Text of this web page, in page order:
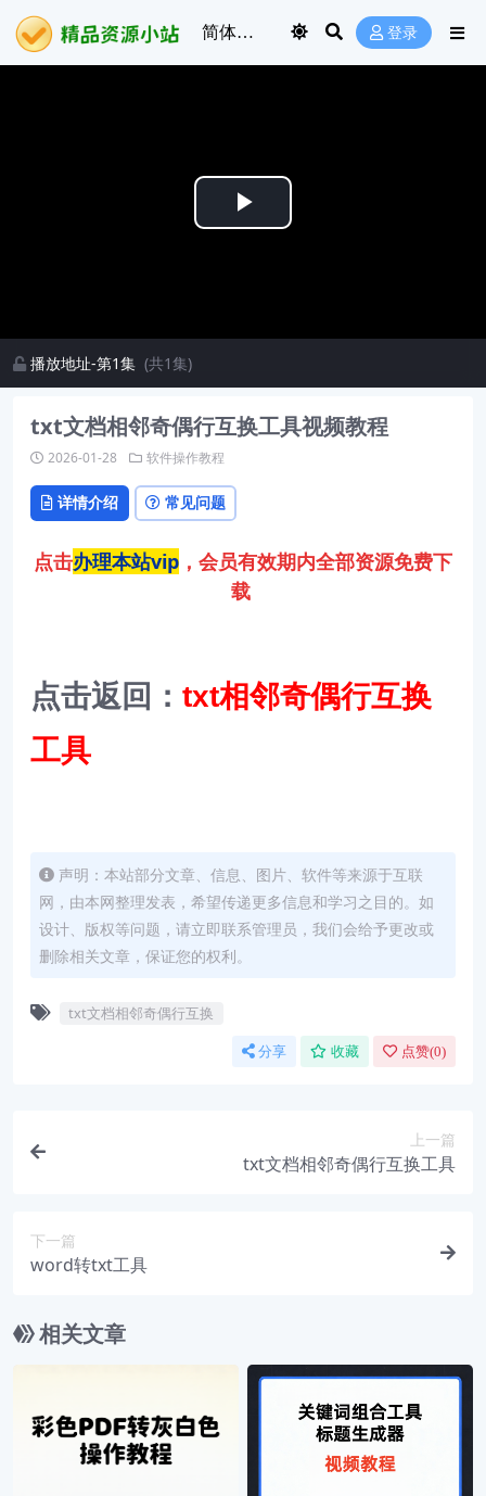
登录
Play
播放地址-第1集 (共1集)
txt文档相邻奇偶行互换工具视频教程
2026-01-28 软件操作教程
详情介绍 常见问题
点击办理本站vip ，会员有效期内全部资源免费下
载
点击返回： txt相邻奇偶行互换
工具
声明：本站部分文章、信息、图片、软件等来源于互联
网，由本网整理发表，希望传递更多信息和学习之目的。如
设计、版权等问题，请立即联系管理员，我们会给予更改或
删除相关文章，保证您的权利。
txt文档相邻奇偶行互换
分享 收藏 点赞(0)
上一篇
txt文档相邻奇偶行互换工具
下一篇
word转txt工具
相关文章